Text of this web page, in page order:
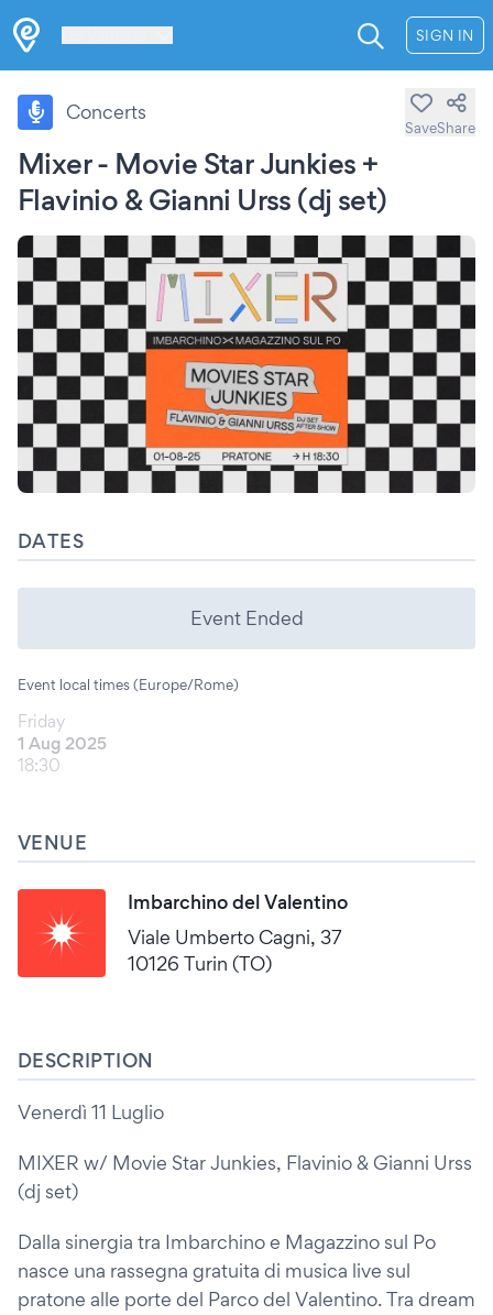
SIGN IN
Mixer - Movie Star Junkies +
Flavinio & Gianni Urss (dj set)
Concerts
SaveShare
DATES
Event Ended
Event local times (Europe/Rome)
Friday
1 Aug 2025
18:30
VENUE
Imbarchino del Valentino
Viale Umberto Cagni, 37
10126 Turin (TO)
DESCRIPTION
Venerdì 11 Luglio
MIXER w/ Movie Star Junkies, Flavinio & Gianni Urss
(dj set)
Dalla sinergia tra Imbarchino e Magazzino sul Po
nasce una rassegna gratuita di musica live sul
pratone alle porte del Parco del Valentino. Tra dream